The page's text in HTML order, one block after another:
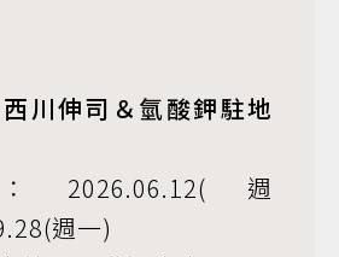
川伸司＆氫酸鉀駐地
週
週一)